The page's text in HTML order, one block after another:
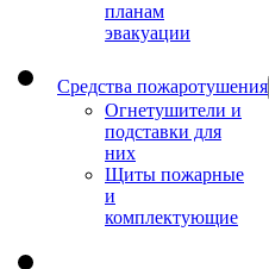
планам
эвакуации
Средства пожаротушения
Огнетушители и
подставки для
них
Щиты пожарные
и
комплектующие